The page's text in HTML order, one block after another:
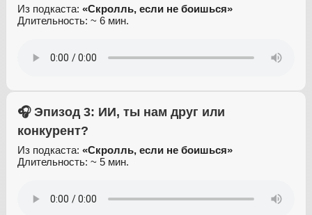
Из подкаста: «Скролль, если не боишься»
Длительность: ~ 6 мин.
🎧 Эпизод 3: ИИ, ты нам друг или
конкурент?
Из подкаста: «Скролль, если не боишься»
Длительность: ~ 5 мин.